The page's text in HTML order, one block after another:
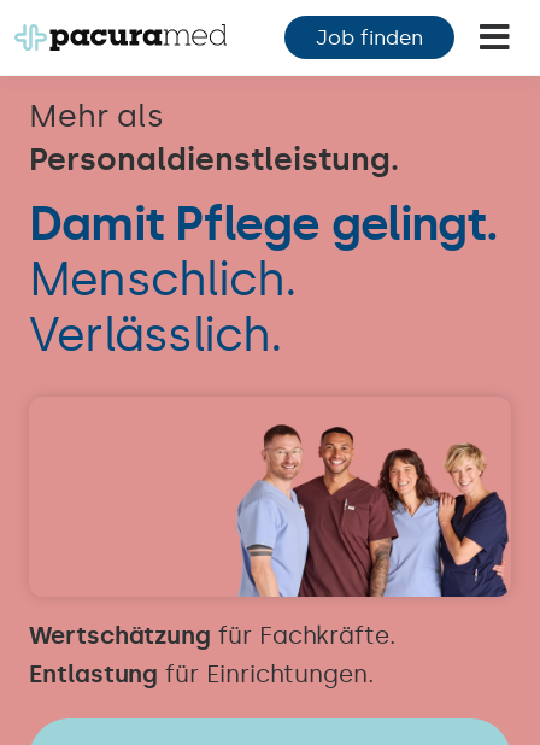
Inhalt
springen
Job finden
Mehr als
Personaldienstleistung.
Damit Pflege gelingt.
Menschlich.
Verlässlich.
Wertschätzung für Fachkräfte.
Entlastung für Einrichtungen.